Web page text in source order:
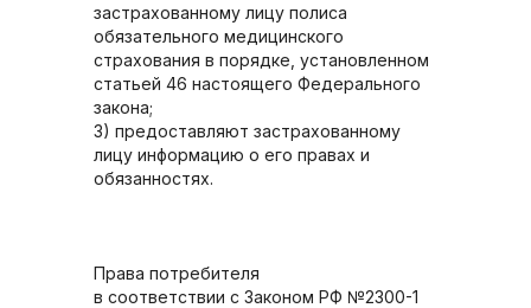
застрахованному лицу полиса
обязательного медицинского
страхования в порядке, установленном
статьей 46 настоящего Федерального
закона;
3) предоставляют застрахованному
лицу информацию о его правах и
обязанностях.
Права потребителя
в соответствии с Законом РФ №2300-1